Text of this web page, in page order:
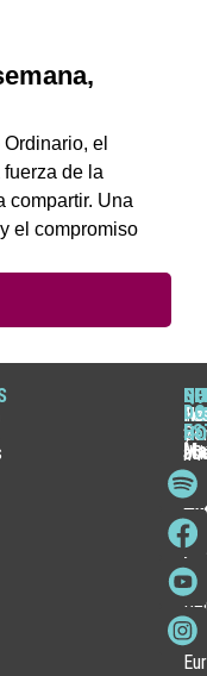
el
de la
compartir. Una
el compromiso
e
y
ser
y